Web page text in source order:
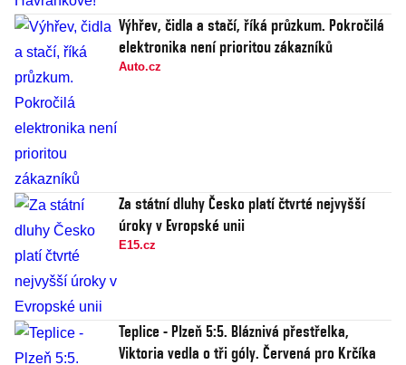
Výhřev, čidla a stačí, říká průzkum. Pokročilá
elektronika není prioritou zákazníků
Auto.cz
Za státní dluhy Česko platí čtvrté nejvyšší
úroky v Evropské unii
E15.cz
Teplice - Plzeň 5:5. Bláznivá přestřelka,
Viktoria vedla o tři góly. Červená pro Krčíka